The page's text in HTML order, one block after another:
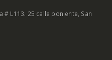
# L113. 25 calle poniente, San